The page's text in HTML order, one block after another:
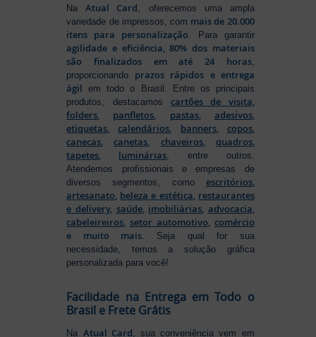
NaAtual Card , oferecemos uma ampla
variedade de impressos, com mais de 20.000
itens para personalização . Para garantir
agilidade e eficiência, 80% dos materiais
são finalizados em até 24 horas,
proporcionando prazos rápidos e entrega
ágil em todo o Brasil. Entre os principais
produtos, destacamos cartões de visita,
folders, panfletos, pastas, adesivos,
etiquetas,calendários, banners, copos,
canecas,canetas, chaveiros, quadros,
tapetes, luminárias , entre outros.
Atendemos profissionais e empresas de
diversos segmentos, como escritórios,
artesanato, beleza e estética, restaurantes
e delivery, saúde, imobiliárias, advocacia,
cabeleireiros, setor automotivo, comércio
e muito mais . Seja qual for sua
necessidade, temos a solução gráfica
personalizada para você!
Facilidade na Entrega em Todo o
Brasil e Frete Grátis
Na Atual Card, sua conveniência vem em